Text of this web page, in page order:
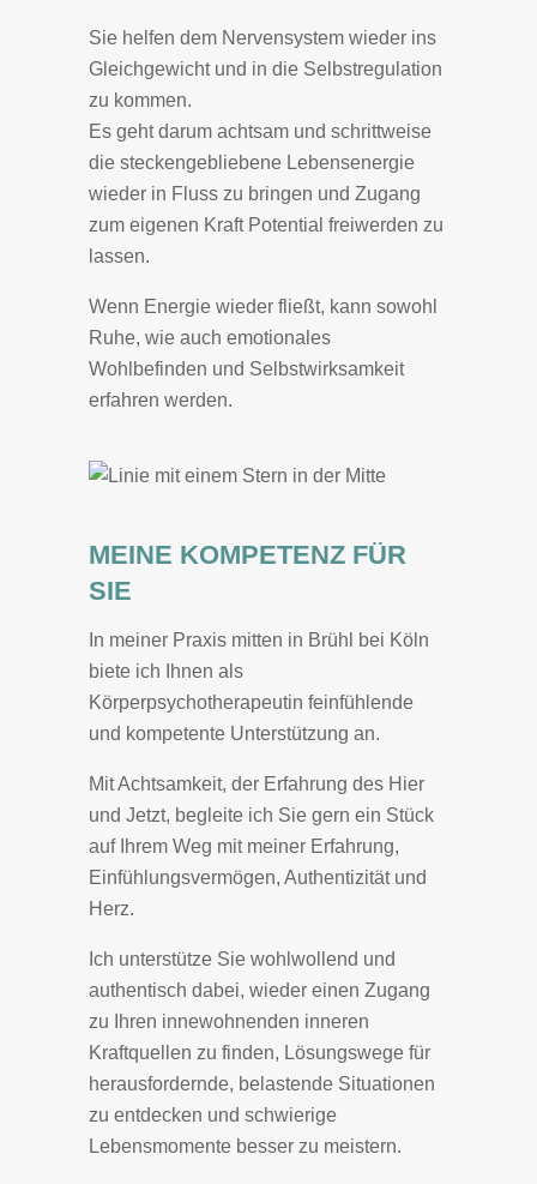
Sie helfen dem Nervensystem wieder ins
Gleichgewicht und in die Selbst­regulation
zu kommen.
Es geht darum achtsam und schrittweise
die steckengebliebene Lebensenergie
wieder in Fluss zu bringen und Zugang
zum eigenen Kraft Potential freiwerden zu
lassen.
Wenn Energie wieder fließt, kann sowohl
Ruhe, wie auch emotionales
Wohlbefinden und Selbstwirksamkeit
erfahren werden.
MEINE KOMPETENZ FÜR
SIE
In meiner Praxis mitten in Brühl bei Köln
biete ich Ihnen als
Körperpsychotherapeutin feinfühlende
und kompetente Unterstützung an.
Mit Achtsamkeit, der Erfahrung des Hier
und Jetzt, begleite ich Sie gern ein Stück
auf Ihrem Weg mit meiner Erfahrung,
Einfühlungsvermögen, Authentizität und
Herz.
Ich unterstütze Sie wohlwollend und
authentisch dabei, wieder einen Zugang
zu Ihren innewohnenden inneren
Kraftquellen zu finden, Lösungswege für
herausfordernde, belastende Situationen
zu entdecken und schwierige
Lebensmomente besser zu meistern.